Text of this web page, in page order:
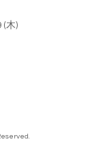
(木)